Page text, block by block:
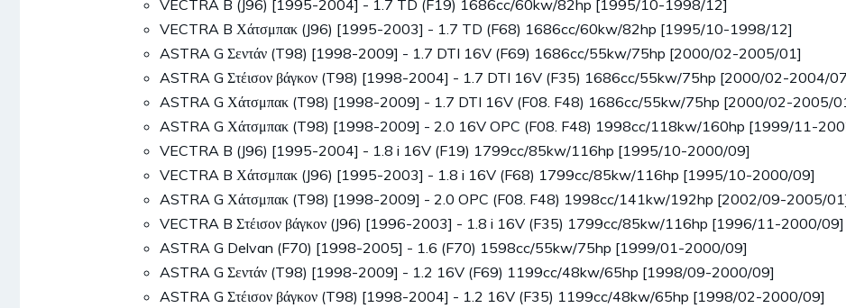
VECTRA B (J96) [1995-2004] - 1.7 TD (F19) 1686cc/60kw/82hp [1995/10-1998/12]
VECTRA B Χάτσμπακ (J96) [1995-2003] - 1.7 TD (F68) 1686cc/60kw/82hp [1995/10-1998/12]
ASTRA G Σεντάν (T98) [1998-2009] - 1.7 DTI 16V (F69) 1686cc/55kw/75hp [2000/02-2005/01]
ASTRA G Στέισον βάγκον (T98) [1998-2004] - 1.7 DTI 16V (F35) 1686cc/55kw/75hp [2000/02-2004/
ASTRA G Χάτσμπακ (T98) [1998-2009] - 1.7 DTI 16V (F08. F48) 1686cc/55kw/75hp [2000/02-2005/
ASTRA G Χάτσμπακ (T98) [1998-2009] - 2.0 16V OPC (F08. F48) 1998cc/118kw/160hp [1999/11-
VECTRA B (J96) [1995-2004] - 1.8 i 16V (F19) 1799cc/85kw/116hp [1995/10-2000/09]
VECTRA B Χάτσμπακ (J96) [1995-2003] - 1.8 i 16V (F68) 1799cc/85kw/116hp [1995/10-2000/09]
ASTRA G Χάτσμπακ (T98) [1998-2009] - 2.0 OPC (F08. F48) 1998cc/141kw/192hp [2002/09-2005/
VECTRA B Στέισον βάγκον (J96) [1996-2003] - 1.8 i 16V (F35) 1799cc/85kw/116hp [1996/11-2000/09]
ASTRA G Delvan (F70) [1998-2005] - 1.6 (F70) 1598cc/55kw/75hp [1999/01-2000/09]
ASTRA G Σεντάν (T98) [1998-2009] - 1.2 16V (F69) 1199cc/48kw/65hp [1998/09-2000/09]
ASTRA G Στέισον βάγκον (T98) [1998-2004] - 1.2 16V (F35) 1199cc/48kw/65hp [1998/02-2000/09]